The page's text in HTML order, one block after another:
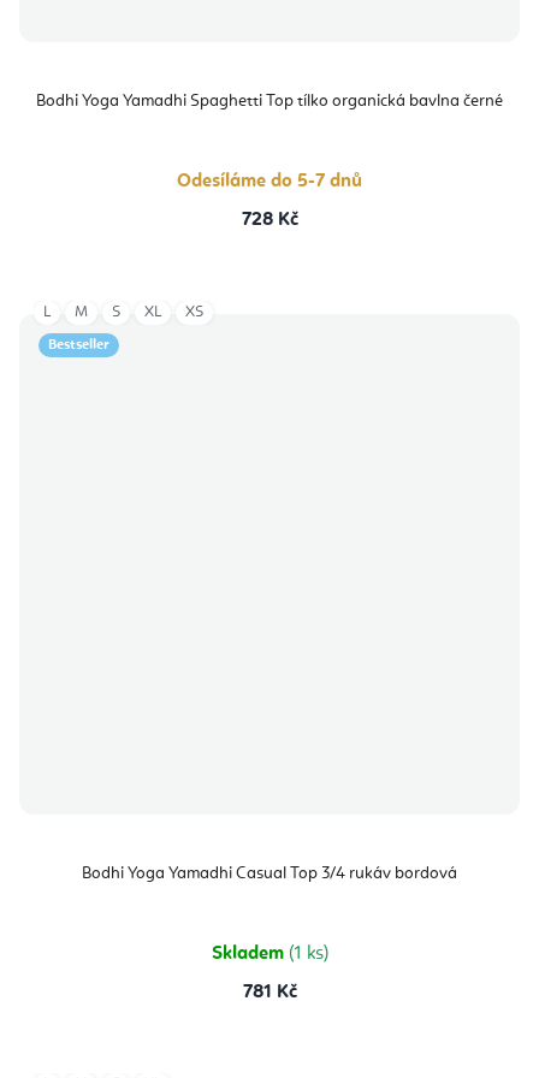
Bodhi Yoga Yamadhi Spaghetti Top tílko organická bavlna černé
Odesíláme do 5-7 dnů
728 Kč
Bestseller
Bodhi Yoga Yamadhi Casual Top 3/4 rukáv bordová
Skladem (1 ks)
781 Kč
L M S XL XS